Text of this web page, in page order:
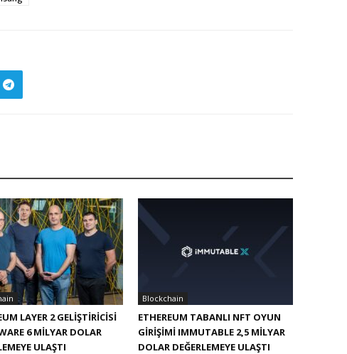
LAYER 2 GELIŞTIRICISI
6 MILYAR DOLAR
ULAŞTI
Blockchain
ETHEREUM TABANLI NFT OYUN
GIRIŞIMI IMMUTABLE 2,5 MILYAR
DOLAR DEĞERLEMEYE ULAŞTI